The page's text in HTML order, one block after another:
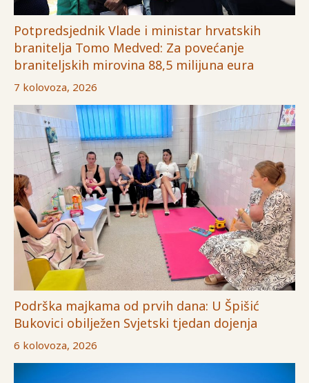
Potpredsjednik Vlade i ministar hrvatskih
branitelja Tomo Medved: Za povećanje
braniteljskih mirovina 88,5 milijuna eura
7 kolovoza, 2026
Podrška majkama od prvih dana: U Špišić
Bukovici obilježen Svjetski tjedan dojenja
6 kolovoza, 2026